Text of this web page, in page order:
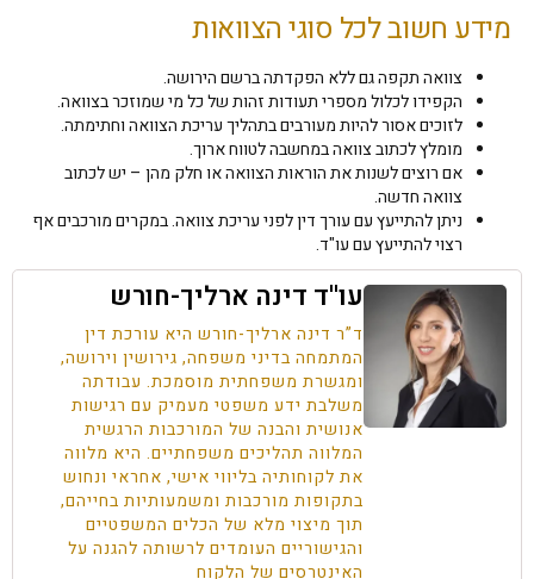
מידע חשוב לכל סוגי הצוואות
צוואה תקפה גם ללא הפקדתה ברשם הירושה.
הקפידו לכלול מספרי תעודות זהות של כל מי שמוזכר בצוואה.
לזוכים אסור להיות מעורבים בתהליך עריכת הצוואה וחתימתה.
מומלץ לכתוב צוואה במחשבה לטווח ארוך.
אם רוצים לשנות את הוראות הצוואה או חלק מהן – יש לכתוב
צוואה חדשה.
ניתן להתייעץ עם עורך דין לפני עריכת צוואה. במקרים מורכבים אף
רצוי להתייעץ עם עו"ד.
עו''ד דינה ארליך-חורש
ד”ר דינה ארליך-חורש היא עורכת דין
המתמחה בדיני משפחה, גירושין וירושה,
ומגשרת משפחתית מוסמכת. עבודתה
משלבת ידע משפטי מעמיק עם רגישות
אנושית והבנה של המורכבות הרגשית
המלווה תהליכים משפחתיים. היא מלווה
את לקוחותיה בליווי אישי, אחראי ונחוש
בתקופות מורכבות ומשמעותיות בחייהם,
תוך מיצוי מלא של הכלים המשפטיים
והגישוריים העומדים לרשותה להגנה על
האינטרסים של הלקוח